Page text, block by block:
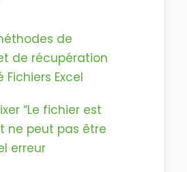
de
de récupération
Excel
“Le fichier est
ne peut pas être
erreur